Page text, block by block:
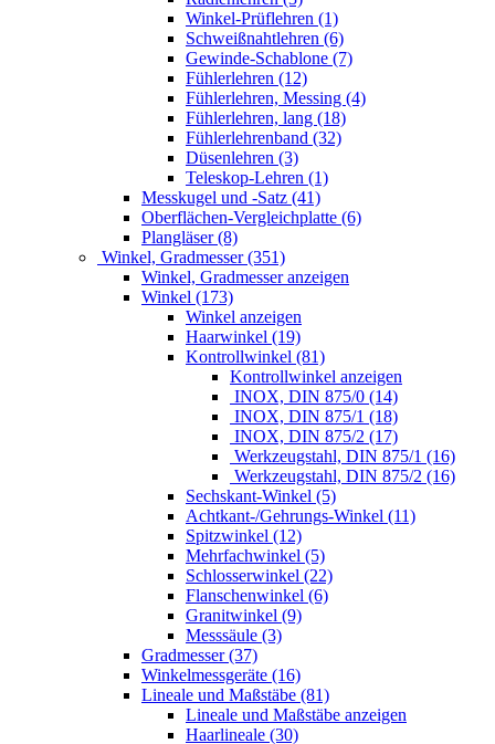
Winkel-Prüflehren (1)
Schweißnahtlehren (6)
Gewinde-Schablone (7)
Fühlerlehren (12)
Fühlerlehren, Messing (4)
Fühlerlehren, lang (18)
Fühlerlehrenband (32)
Düsenlehren (3)
Teleskop-Lehren (1)
Messkugel und -Satz (41)
Oberflächen-Vergleichplatte (6)
Plangläser (8)
Winkel, Gradmesser (351)
Winkel, Gradmesser anzeigen
Winkel (173)
Winkel anzeigen
Haarwinkel (19)
Kontrollwinkel (81)
Kontrollwinkel anzeigen
INOX, DIN 875/0 (14)
INOX, DIN 875/1 (18)
INOX, DIN 875/2 (17)
Werkzeugstahl, DIN 875/1 (16)
Werkzeugstahl, DIN 875/2 (16)
Sechskant-Winkel (5)
Achtkant-/Gehrungs-Winkel (11)
Spitzwinkel (12)
Mehrfachwinkel (5)
Schlosserwinkel (22)
Flanschenwinkel (6)
Granitwinkel (9)
Messsäule (3)
Gradmesser (37)
Winkelmessgeräte (16)
Lineale und Maßstäbe (81)
Lineale und Maßstäbe anzeigen
Haarlineale (30)